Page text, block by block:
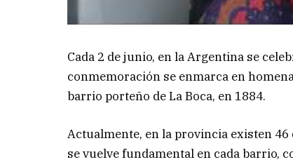
Cada 2 de junio, en la Argentina se
conmemoración se enmarca en
barrio porteño de La Boca, en 1884.
Actualmente, en la provincia existen
se vuelve fundamental en cada barrio,